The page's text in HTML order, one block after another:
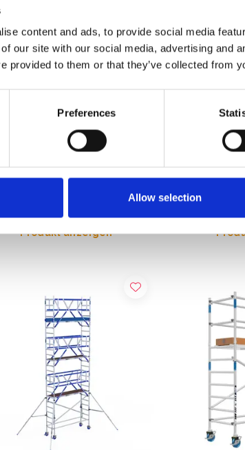
content and ads, to provide social media
our site with our social media, advertising and
provided to them or that they’ve collected from
Preferences
Allow selection
Rollgerüst AGS Pro
Exkl. MwSt
Produkt anzeigen
ASC
Arbeitshöhe
€4.689,00